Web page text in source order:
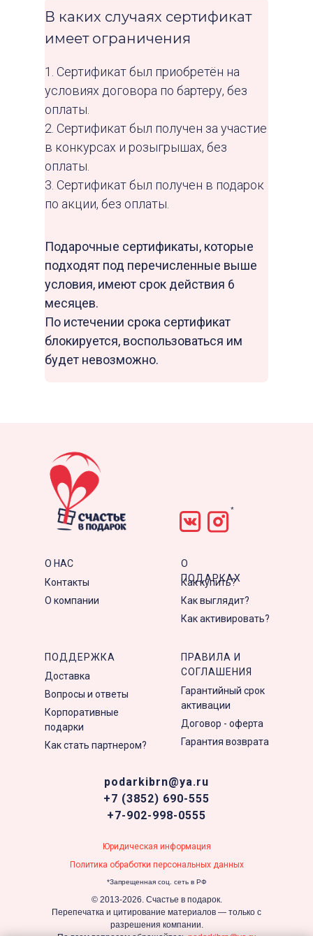
сертификат ;)
Если у вас остались вопросы,
свяжитесь с нами!
1. Сертификат был приобретён на
условиях договора по бартеру, без
оплаты.
2. Сертификат был получен за участие
в конкурсах и розыгрышах, без
оплаты.
3. Сертификат был получен в подарок
по акции, без оплаты.
В каких случаях сертификат
имеет ограничения
Подарочные сертификаты, которые
подходят под перечисленные выше
условия, имеют срок действия 6
месяцев.
По истечении срока сертификат
блокируется, воспользоваться им
будет невозможно.
О
ПОДАРКАХ
ПРАВИЛА И
СОГЛАШЕНИЯ
podarkibrn@ya.ru
+7 (3852) 690-555
+7-902-998-0555
Политика обработки персональных данных
Юридическая информация
О НАС
О компании
Контакты
Гарантийный срок
активации
Гарантия возврата
Как купить?
Как активировать?
Как выглядит?
ПОДДЕРЖКА
Доставка
Вопросы и ответы
Корпоративные
подарки
Как стать партнером?
Договор - оферта
*Запрещенная соц. сеть в РФ
*
© 2013-2026. Счастье в подарок.
Перепечатка и цитирование материалов — только с
разрешения компании.